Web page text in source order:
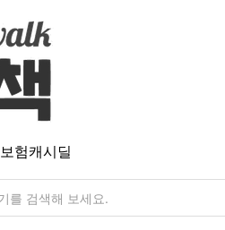
보험캐시딜